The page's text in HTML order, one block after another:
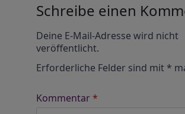
Schreibe einen
Deine E-Mail-Adresse wird nicht
veröffentlicht.
Erforderliche Felder sind mit*
Kommentar*